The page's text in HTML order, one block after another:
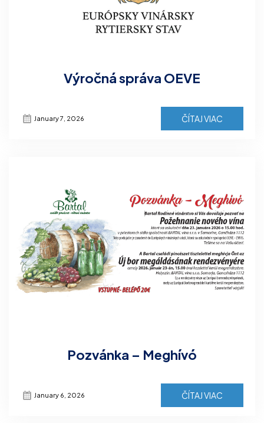
Výročná správa OEVE
January 7, 2026 ČÍTAJ VIAC
Pozvánka – Meghívó
January 6, 2026 ČÍTAJ VIAC